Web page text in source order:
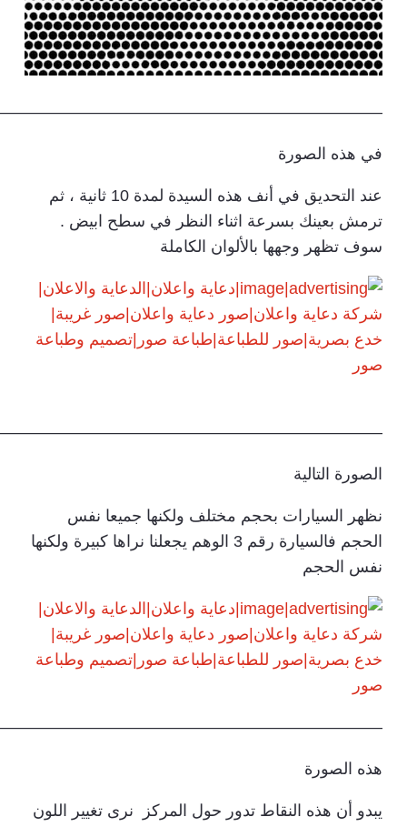
في هذه الصورة
عند التحديق في أنف هذه السيدة لمدة 10 ثانية ، ثم
ترمش بعينك بسرعة اثناء النظر في سطح ابيض .
سوف تظهر وجهها بالألوان الكاملة
الصورة التالية
نظهر السيارات بحجم مختلف ولكنها جميعا نفس
الحجم فالسيارة رقم 3 الوهم يجعلنا نراها كبيرة ولكنها
نفس الحجم
هذه الصورة
يبدو أن هذه النقاط تدور حول المركز نرى تغيير اللون